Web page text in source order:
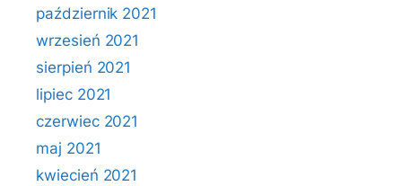
październik 2021
wrzesień 2021
sierpień 2021
lipiec 2021
czerwiec 2021
maj 2021
kwiecień 2021